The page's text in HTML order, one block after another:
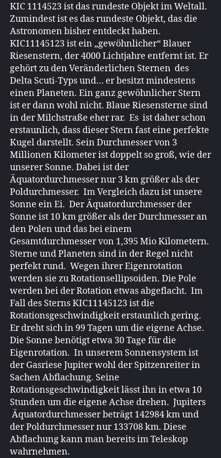
KIC 1114523 ist das rundeste Objekt im Weltall.
Zumindest ist es das rundeste Objekt, das die
Astronomen bisher entdeckt haben.
KIC11145123 ist ein „gewöhnlicher“ Blauer
Riesenstern, der 4000 Lichtjahre entfernt ist. Er
gehört zu den Veränderlichen Sternen des
Delta Scuti-Typs und… er besitzt mindestens
einen Planeten. Ein ganz gewöhnlicher Stern
ist er dann wohl nicht. Blaue Riesensterne sind
in der Milchstraße eher rar. Es ist daher schon
erstaunlich, dass dieser Stern fast eine perfekte
Kugel darstellt. Sein Durchmesser von 3
Millionen Kilometer ist doppelt so groß, wie der
unserer Sonne. Dabei ist der
Äquatordurchmesser nur 3 km größer als der
Poldurchmesser. Im Vergleich dazu ist unsere
Sonne ein Ei. Der Äquatordurchmesser der
Sonne ist 10 km größer als der Durchmesser an
den Polen und das bei einem
Gesamtdurchmesser von 1,395 Mio Kilometern.
Sterne und Planeten sind in der Regel nicht
perfekt rund. Wegen ihrer Eigenrotation
werden sie zu Rotationsellipsoiden. Die Pole
werden bei der Rotation etwas abgeflacht. Im
Fall des Sterns KIC11145123 ist die
Rotationsgeschwindigkeit erstaunlich gering.
Er dreht sich in 99 Tagen um die eigene Achse.
Die Sonne benötigt etwa 30 Tage für die
Eigenrotation. In unserem Sonnensystem ist
der Gasriese Jupiter wohl der Spitzenreiter in
Sachen Abflachung. Seine
Rotationsgeschwindigkeit lässt ihn in etwa 10
Stunden um die eigene Achse drehen. Jupiters
Äquatordurchmesser beträgt 142984 km und
der Poldurchmesser nur 133708 km. Diese
Abflachung kann man bereits im Teleskop
wahrnehmen.